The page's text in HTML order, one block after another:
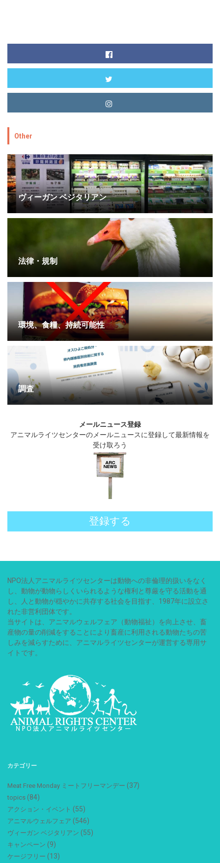
Other
ヴィーガン ベジタリアン
法律・規制
環境、食糧、持続可能性
調査
メールニュース登録
アニマルライツセンターのメールニュースに登録して最新情報を
受け取ろう
登録する
NPO法人アニマルライツセンターは動物への非倫理的扱いをなく
し、動物が動物らしくいられるような権利と尊厳を守る活動を通
し、人と動物が穏やかに共存する社会を目指す、1987年に設立さ
れた非営利団体です。
当サイトは、アニマルウェルフェア（動物福祉）を向上させ、畜
産物の量の削減をすることにより畜産に利用される動物たちの苦
しみを減らすために、アニマルライツセンターが運営する専用サ
イトです。
カテゴリー
Meat Free Monday ミートフリーマンデー (37)
topics (84)
アクション・イベント (55)
アニマルウェルフェア (546)
ヴィーガン ベジタリアン (55)
キャンペーン (9)
ケージフリー (13)